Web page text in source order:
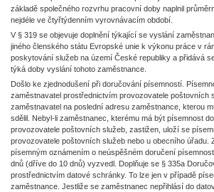
základě společného rozvrhu pracovní doby naplnil
nejdéle ve čtyřtýdenním vyrovnávacím období.
V § 319 se objevuje doplnění týkající se vyslání
jiného členského státu Evropské unie k výkonu práce v
poskytování služeb na území České republiky a přidává
týká doby vyslání tohoto zaměstnance.
Došlo ke zjednodušení při doručování písemností.
zaměstnavatel prostřednictvím provozovatele poštovních
zaměstnavatel na poslední adresu zaměstnance, kterou
sdělil. Nebyl-li zaměstnanec, kterému má být písemnost
provozovatele poštovních služeb, zastižen, uloží se
provozovatele poštovních služeb nebo u obecního úřadu.
písemným oznámením o neúspěšném doručení
dnů (dříve do 10 dnů) vyzvedl. Doplňuje se § 335a
prostřednictvím datové schránky. To lze jen v případě
zaměstnance. Jestliže se zaměstnanec nepřihlásí do